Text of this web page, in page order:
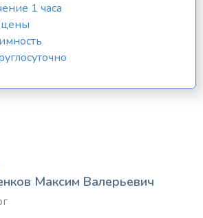
1 часа
Максим Валерьевич